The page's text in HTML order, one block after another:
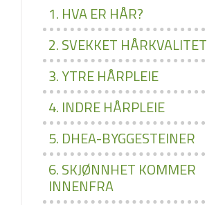
1. HVA ER HÅR?
2. SVEKKET HÅRKVALITET
3. YTRE HÅRPLEIE
4. INDRE HÅRPLEIE
5. DHEA­-BYGGESTEINER
6. SKJØNNHET KOMMER
INNENFRA